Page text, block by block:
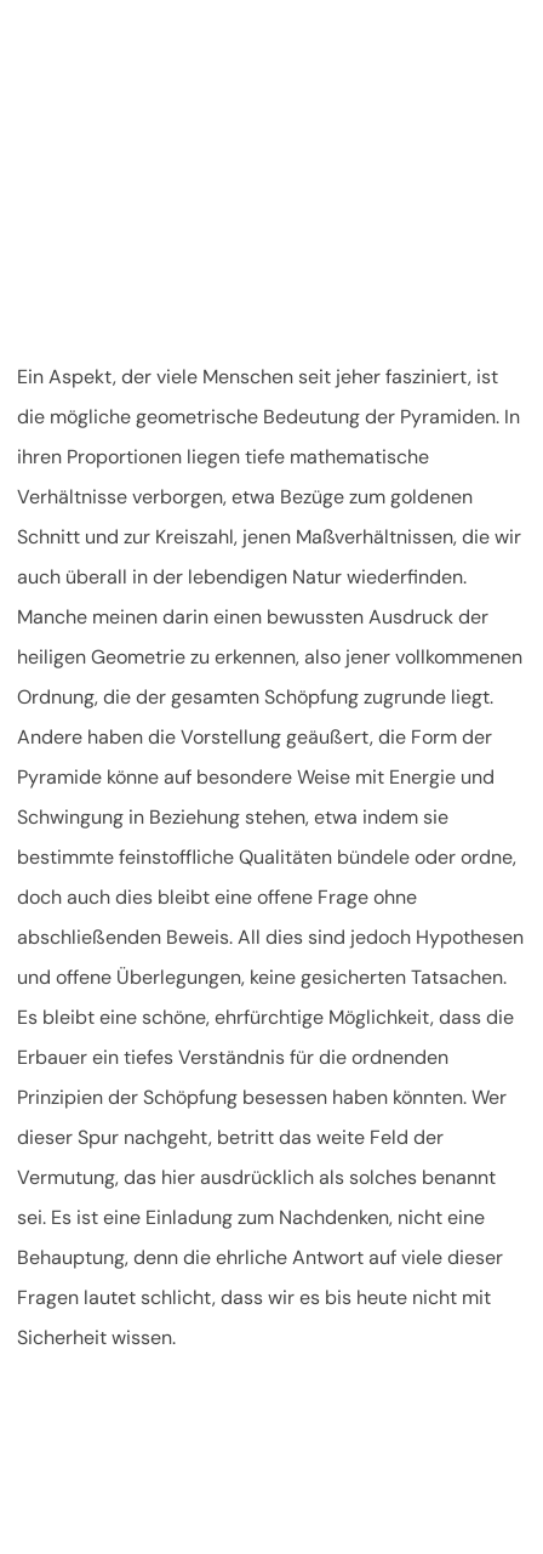
Ein Aspekt, der viele Menschen seit jeher fasziniert, ist
die mögliche geometrische Bedeutung der Pyramiden. In
ihren Proportionen liegen tiefe mathematische
Verhältnisse verborgen, etwa Bezüge zum goldenen
Schnitt und zur Kreiszahl, jenen Maßverhältnissen, die wir
auch überall in der lebendigen Natur wiederfinden.
Manche meinen darin einen bewussten Ausdruck der
heiligen Geometrie zu erkennen, also jener vollkommenen
Ordnung, die der gesamten Schöpfung zugrunde liegt.
Andere haben die Vorstellung geäußert, die Form der
Pyramide könne auf besondere Weise mit Energie und
Schwingung in Beziehung stehen, etwa indem sie
bestimmte feinstoffliche Qualitäten bündele oder ordne,
doch auch dies bleibt eine offene Frage ohne
abschließenden Beweis. All dies sind jedoch Hypothesen
und offene Überlegungen, keine gesicherten Tatsachen.
Es bleibt eine schöne, ehrfürchtige Möglichkeit, dass die
Erbauer ein tiefes Verständnis für die ordnenden
Prinzipien der Schöpfung besessen haben könnten. Wer
dieser Spur nachgeht, betritt das weite Feld der
Vermutung, das hier ausdrücklich als solches benannt
sei. Es ist eine Einladung zum Nachdenken, nicht eine
Behauptung, denn die ehrliche Antwort auf viele dieser
Fragen lautet schlicht, dass wir es bis heute nicht mit
Sicherheit wissen.